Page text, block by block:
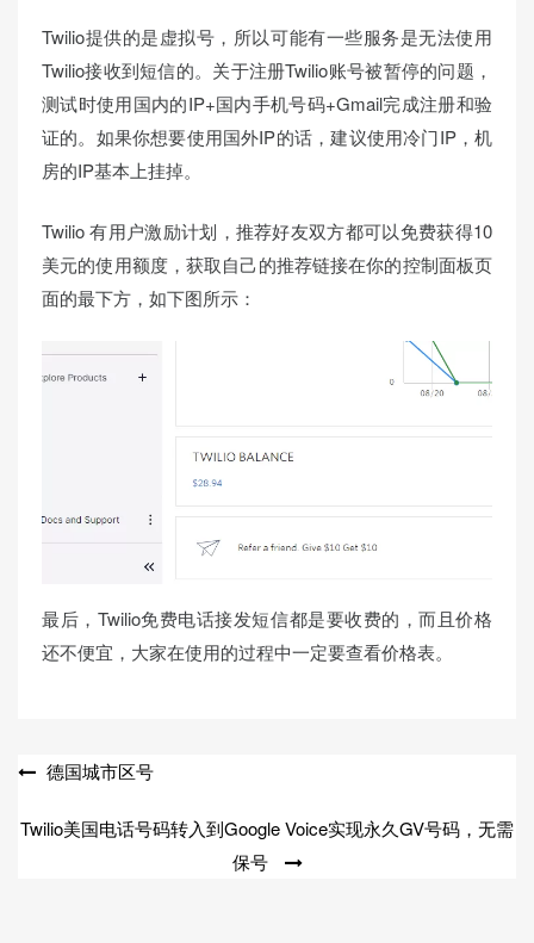
Twilio提供的是虚拟号，所以可能有一些服务是无法使用
Twilio接收到短信的。关于注册Twilio账号被暂停的问题，
测试时使用国内的IP+国内手机号码+Gmail完成注册和验
证的。如果你想要使用国外IP的话，建议使用冷门IP，机
房的IP基本上挂掉。
Twilio 有用户激励计划，推荐好友双方都可以免费获得10
美元的使用额度，获取自己的推荐链接在你的控制面板页
面的最下方，如下图所示：
最后，Twilio免费电话接发短信都是要收费的，而且价格
还不便宜，大家在使用的过程中一定要查看价格表。
文 德国城市区号
Twilio美国电话号码转入到Google Voice实现永久GV号码，无需
保号